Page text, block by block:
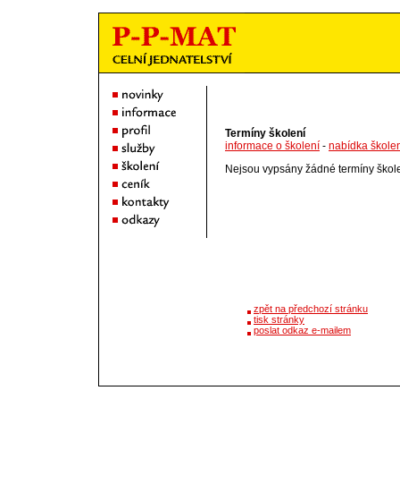
Termíny školení
informace o školení - nabídka
Nejsou vypsány žádné termíny
zpět na předchozí stránku
tisk stránky
poslat odkaz e-mailem